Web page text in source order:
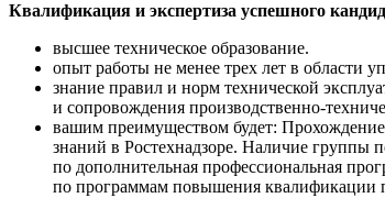
Квалификация и экспертиза успешного
высшее техническое образование.
опыт работы не менее трех лет в области
знание правил и норм технической
и сопровождения производственно-
вашим преимуществом будет:
знаний в Ростехнадзоре. Наличие группы
по дополнительная профессиональная
по программам повышения квалификации